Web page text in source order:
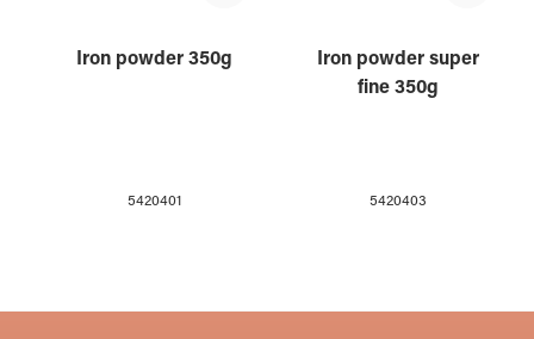
Iron powder 350g
5420401
Iron powder super
fine 350g
5420403